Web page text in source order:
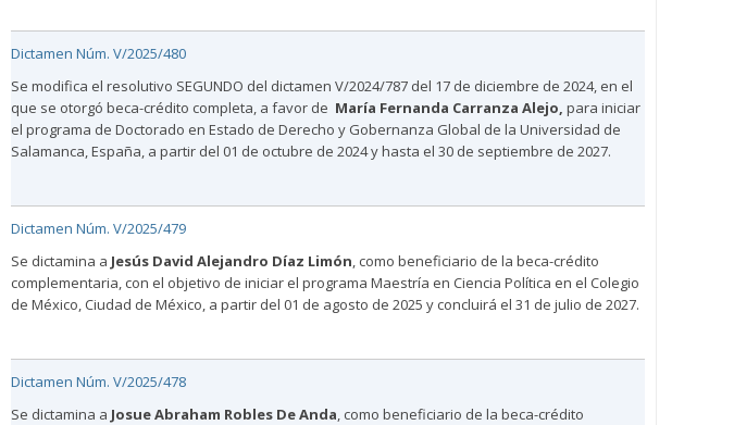
Dictamen Núm. V/2025/480
Se modifica el resolutivo SEGUNDO del dictamen V/2024/787 del 17 de diciembre de 2024, en el
que se otorgó beca-crédito completa, a favor de María Fernanda Carranza Alejo, para iniciar
el programa de Doctorado en Estado de Derecho y Gobernanza Global de la Universidad de
Salamanca, España, a partir del 01 de octubre de 2024 y hasta el 30 de septiembre de 2027.
Dictamen Núm. V/2025/479
Se dictamina a Jesús David Alejandro Díaz Limón, como beneficiario de la beca-crédito
complementaria, con el objetivo de iniciar el programa Maestría en Ciencia Política en el Colegio
de México, Ciudad de México, a partir del 01 de agosto de 2025 y concluirá el 31 de julio de 2027.
Dictamen Núm. V/2025/478
Se dictamina a Josue Abraham Robles De Anda, como beneficiario de la beca-crédito